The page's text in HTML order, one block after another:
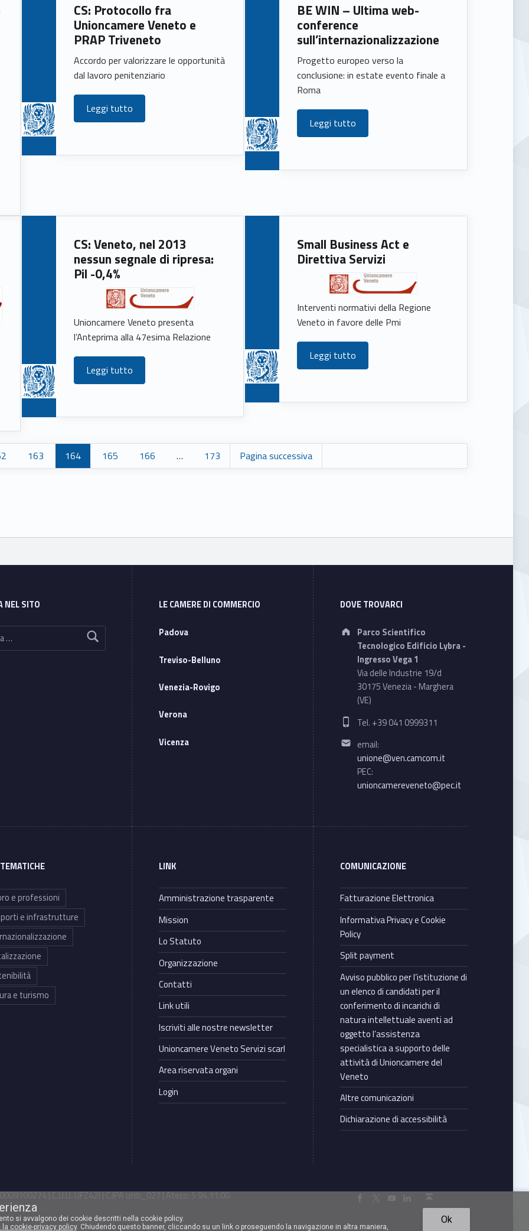
CS: Protocollo fra
Unioncamere Veneto e
PRAP Triveneto
Accordo per valorizzare le opportunità
dal lavoro penitenziario
Leggi tutto
BE WIN – Ultima web-
conference
sull’internazionalizzazione
Progetto europeo verso la
conclusione: in estate evento finale a
Roma
Leggi tutto
CS: Veneto, nel 2013
nessun segnale di ripresa:
Pil -0,4%
Unioncamere Veneto presenta
l’Anteprima alla 47esima Relazione
Leggi tutto
Small Business Act e
Direttiva Servizi
Interventi normativi della Regione
Veneto in favore delle Pmi
Leggi tutto
163 164 165 166 … 173 Pagina successiva
NEL SITO
LE CAMERE DI COMMERCIO
Padova
Treviso-Belluno
Venezia-Rovigo
Verona
Vicenza
DOVE TROVARCI
Address:
Parco Scientifico
Tecnologico Edificio Lybra -
Ingresso Vega 1
Via delle Industrie 19/d
30175 Venezia - Marghera
(VE)
Phone number:
Tel. +39 041 0999311
Email address:
email:
unione@ven.camcom.it
PEC:
unioncamereveneto@pec.it
e professioni
e infrastrutture
e turismo
LINK
Amministrazione trasparente
Mission
Lo Statuto
Organizzazione
Contatti
Link utili
Iscriviti alle nostre newsletter
Unioncamere Veneto Servizi scarl
Area riservata organi
Login
COMUNICAZIONE
Fatturazione Elettronica
Informativa Privacy e Cookie
Policy
Split payment
Avviso pubblico per l’istituzione di
un elenco di candidati per il
conferimento di incarichi di
natura intellettuale aventi ad
oggetto l’assistenza
specialistica a supporto delle
attività di Unioncamere del
Veneto
Altre comunicazioni
Dichiarazione di accessibilità
| C.U.U. UFZ42J | C.IPA urdc_027 | Ateco: S 94.11.00 Facebook Unioncamere VenetoTwitter Unioncamere VenetoYoutube Unioncamere VenetoLinkedin Unioncamere Veneto Torna in cima ↑
si avvalgono dei cookie descritti nella cookie policy.
cookie-privacy policy. Chiudendo questo banner, cliccando su un link o proseguendo la navigazione in altra maniera,
Ok